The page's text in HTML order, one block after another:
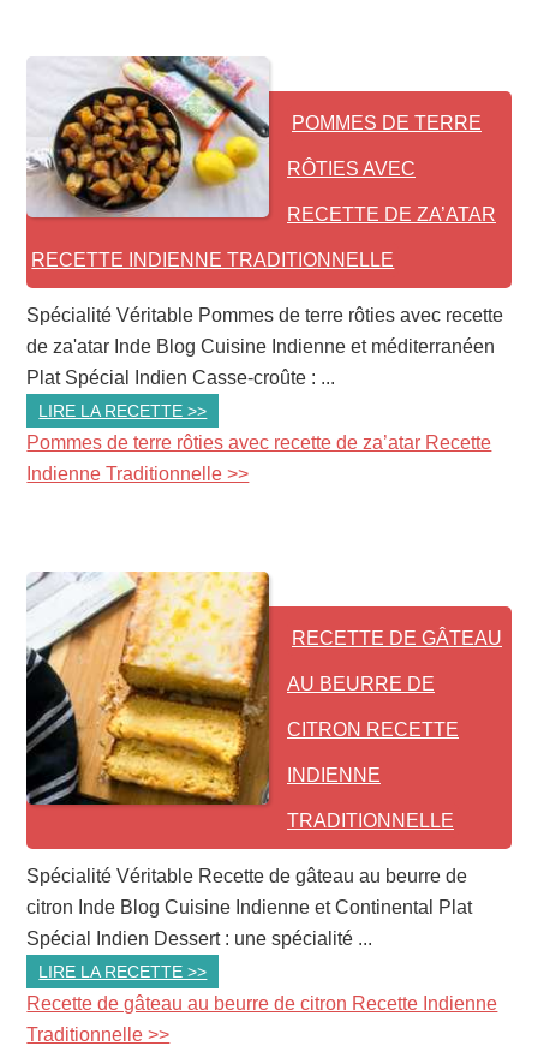
POMMES DE TERRE
RÔTIES AVEC
RECETTE DE ZA’ATAR
RECETTE INDIENNE TRADITIONNELLE
Spécialité Véritable Pommes de terre rôties avec recette
de za'atar Inde Blog Cuisine Indienne et méditerranéen
Plat Spécial Indien Casse-croûte : ...
LIRE LA RECETTE >>
Pommes de terre rôties avec recette de za’atar Recette
Indienne Traditionnelle >>
RECETTE DE GÂTEAU
AU BEURRE DE
CITRON RECETTE
INDIENNE
TRADITIONNELLE
Spécialité Véritable Recette de gâteau au beurre de
citron Inde Blog Cuisine Indienne et Continental Plat
Spécial Indien Dessert : une spécialité ...
LIRE LA RECETTE >>
Recette de gâteau au beurre de citron Recette Indienne
Traditionnelle >>